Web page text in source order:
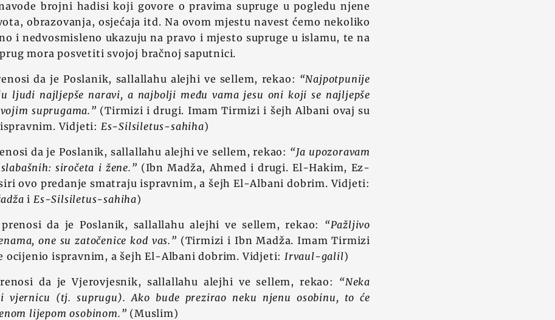
brojni hadisi koji govore o pravima supruge u pogledu njene
obrazovanja, osjećaja itd. Na ovom mjestu navest ćemo nekoliko
i nedvosmisleno ukazuju na pravo i mjesto supruge u islamu, te na
mora posvetiti svojoj bračnoj saputnici.
da je Poslanik, sallallahu alejhi ve sellem, rekao: “Najpotpunije
ljudi najljepše naravi, a najbolji među vama jesu oni koji se najljepše
suprugama.” (Tirmizi i drugi. Imam Tirmizi i šejh Albani ovaj su
Vidjeti: Es-Silsiletus-sahiha)
da je Poslanik, sallallahu alejhi ve sellem, rekao: “Ja upozoravam
siročeta i žene.” (Ibn Madža, Ahmed i drugi. El-Hakim, Ez-
ovo predanje smatraju ispravnim, a šejh El-Albani dobrim. Vidjeti:
iEs-Silsiletus-sahiha)
da je Poslanik, sallallahu alejhi ve sellem, rekao: “Pažljivo
one su zatočenice kod vas.” (Tirmizi i Ibn Madža. Imam Tirmizi
ocijenio ispravnim, a šejh El-Albani dobrim. Vidjeti: Irvaul-galil)
da je Vjerovjesnik, sallallahu alejhi ve sellem, rekao:
“Neka
vjernicu (tj. suprugu). Ako bude prezirao neku njenu osobinu, to će
lijepom osobinom.” (Muslim)